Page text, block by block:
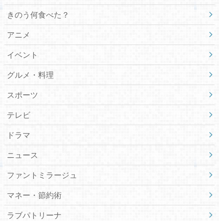
きのう何食べた？
アニメ
イベント
グルメ・料理
スポーツ
テレビ
ドラマ
ニュース
ファントミラージュ
マネー・節約術
ラブパトリーナ